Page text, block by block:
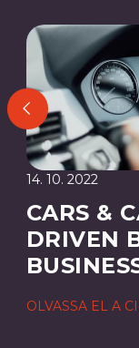
14. 10. 2022
CARS &
DRIVEN
OLVASSA EL A